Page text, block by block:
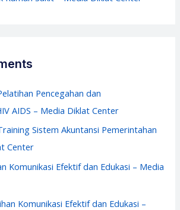
Pencegahan dan
AIDS – Media Diklat Center
Sistem Akuntansi Pemerintahan
Center
Komunikasi Efektif dan Edukasi – Media
Komunikasi Efektif dan Edukasi –